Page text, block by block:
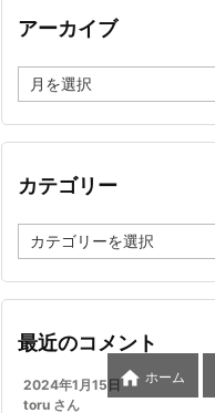
アーカイブ
ー
イ
カテゴリー
テ
リ
最近のコメント
2024年1月15日
toru さん
 ホーム